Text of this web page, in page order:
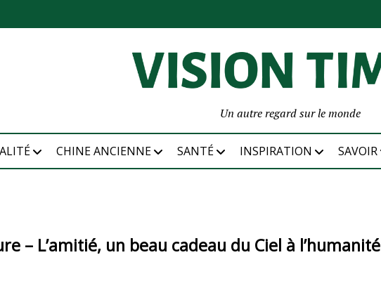
Un autre regard sur le monde
CHINE ANCIENNE SANTÉ INSPIRATION SAVOIR
– L’amitié, un beau cadeau du Ciel à l’humanité